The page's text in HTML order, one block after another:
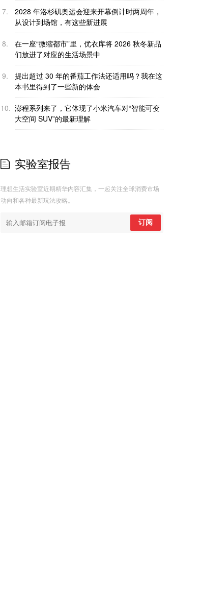
7.
2028 年洛杉矶奥运会迎来开幕倒计时两周年，
从设计到场馆，有这些新进展
8.
在一座“微缩都市”里，优衣库将 2026 秋冬新品
们放进了对应的生活场景中
9.
提出超过 30 年的番茄工作法还适用吗？我在这
本书里得到了一些新的体会
10. 澎程系列来了，它体现了小米汽车对“智能可变
大空间 SUV”的最新理解
实验室报告
理想生活实验室近期精华内容汇集，一起关注全球消费市场
动向和各种最新玩法攻略。